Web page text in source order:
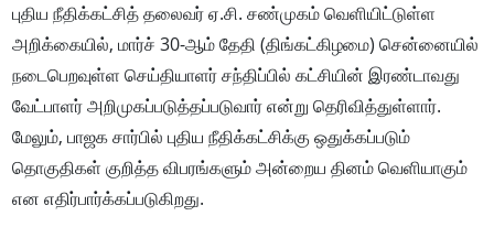
புதிய நீதிக்கட்சித் தலைவர் ஏ.சி. சண்முகம் வெளியிட்டுள்ள
அறிக்கையில், மார்ச் 30-ஆம் தேதி (திங்கட்கிழமை) சென்னையில்
நடைபெறவுள்ள செய்தியாளர் சந்திப்பில் கட்சியின் இரண்டாவது
வேட்பாளர் அறிமுகப்படுத்தப்படுவார் என்று தெரிவித்துள்ளார்.
மேலும், பாஜக சார்பில் புதிய நீதிக்கட்சிக்கு ஒதுக்கப்படும்
தொகுதிகள் குறித்த விபரங்களும் அன்றைய தினம் வெளியாகும்
என எதிர்பார்க்கப்படுகிறது.